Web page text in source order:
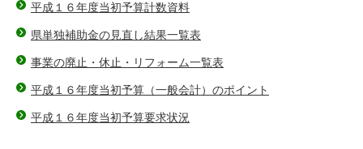
平成１６年度当初予算計数資料
県単独補助金の見直し結果一覧表
事業の廃止・休止・リフォーム一覧表
平成１６年度当初予算（一般会計）のポイント
平成１６年度当初予算要求状況